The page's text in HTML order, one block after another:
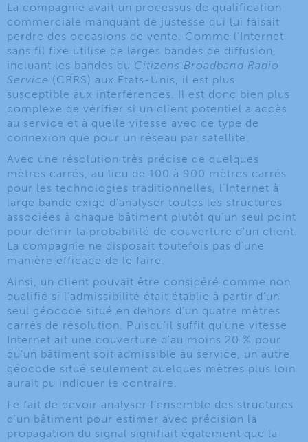
La compagnie avait un processus de qualification
commerciale manquant de justesse qui lui faisait
perdre des occasions de vente. Comme l’Internet
sans fil fixe utilise de larges bandes de diffusion,
incluant les bandes du Citizens Broadband Radio
Service (CBRS) aux États-Unis, il est plus
susceptible aux interférences. Il est donc bien plus
complexe de vérifier si un client potentiel a accès
au service et à quelle vitesse avec ce type de
connexion que pour un réseau par satellite.
Avec une résolution très précise de quelques
mètres carrés, au lieu de 100 à 900 mètres carrés
pour les technologies traditionnelles, l’Internet à
large bande exige d’analyser toutes les structures
associées à chaque bâtiment plutôt qu’un seul point
pour définir la probabilité de couverture d’un client.
La compagnie ne disposait toutefois pas d’une
manière efficace de le faire.
Ainsi, un client pouvait être considéré comme non
qualifié si l’admissibilité était établie à partir d’un
seul géocode situé en dehors d’un quatre mètres
carrés de résolution. Puisqu’il suffit qu’une vitesse
Internet ait une couverture d’au moins 20 % pour
qu’un bâtiment soit admissible au service, un autre
géocode situé seulement quelques mètres plus loin
aurait pu indiquer le contraire.
Le fait de devoir analyser l’ensemble des structures
d’un bâtiment pour estimer avec précision la
propagation du signal signifiait également que la